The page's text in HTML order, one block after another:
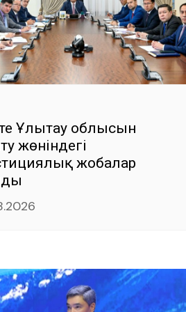
Ұлытау облысын
жөніндегі
жобалар